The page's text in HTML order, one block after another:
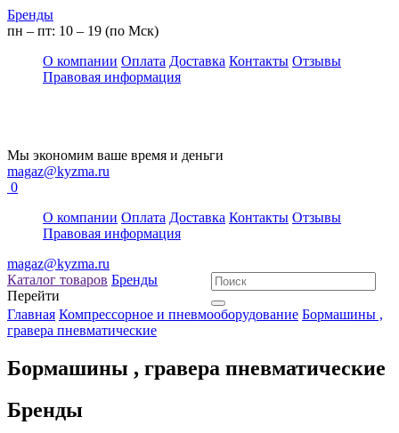
Бренды
пн – пт: 10 – 19 (по Мск)
О компании Оплата Доставка Контакты Отзывы
Правовая информация
Мы экономим ваше время и деньги
magaz@kyzma.ru
0
О компании Оплата Доставка Контакты Отзывы
Правовая информация
magaz@kyzma.ru
Каталог товаров Бренды
Перейти
Главная Компрессорное и пневмооборудование Бормашины ,
гравера пневматические
Бормашины , гравера пневматические
Бренды